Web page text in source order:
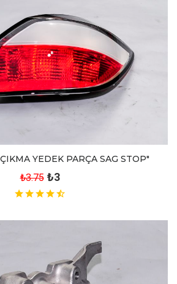
YEDEK PARÇA SAG STOP"
₺3.75 ₺3